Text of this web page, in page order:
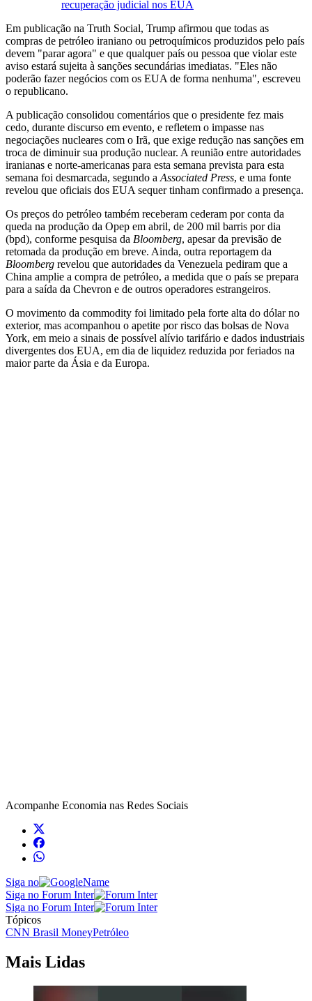
recuperação judicial nos EUA
Em publicação na Truth Social, Trump afirmou que todas as
compras de petróleo iraniano ou petroquímicos produzidos pelo país
devem "parar agora" e que qualquer país ou pessoa que violar este
aviso estará sujeita à sanções secundárias imediatas. "Eles não
poderão fazer negócios com os EUA de forma nenhuma", escreveu
o republicano.
A publicação consolidou comentários que o presidente fez mais
cedo, durante discurso em evento, e refletem o impasse nas
negociações nucleares com o Irã, que exige redução nas sanções em
troca de diminuir sua produção nuclear. A reunião entre autoridades
iranianas e norte-americanas para esta semana prevista para esta
semana foi desmarcada, segundo a Associated Press, e uma fonte
revelou que oficiais dos EUA sequer tinham confirmado a presença.
Os preços do petróleo também receberam cederam por conta da
queda na produção da Opep em abril, de 200 mil barris por dia
(bpd), conforme pesquisa da Bloomberg, apesar da previsão de
retomada da produção em breve. Ainda, outra reportagem da
Bloomberg revelou que autoridades da Venezuela pediram que a
China amplie a compra de petróleo, a medida que o país se prepara
para a saída da Chevron e de outros operadores estrangeiros.
O movimento da commodity foi limitado pela forte alta do dólar no
exterior, mas acompanhou o apetite por risco das bolsas de Nova
York, em meio a sinais de possível alívio tarifário e dados industriais
divergentes dos EUA, em dia de liquidez reduzida por feriados na
maior parte da Ásia e da Europa.
Acompanhe Economia nas Redes Sociais
Siga no
Siga no Forum Inter
Siga no Forum Inter
Tópicos
CNN Brasil MoneyPetróleo
Mais Lidas